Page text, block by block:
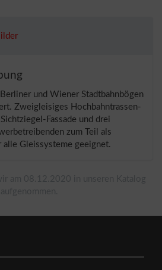
und Wiener Stadtbahnbögen
Zweigleisiges Hochbahntrassen-
Fassade und drei
zum Teil als
alle Gleissysteme geeignet.